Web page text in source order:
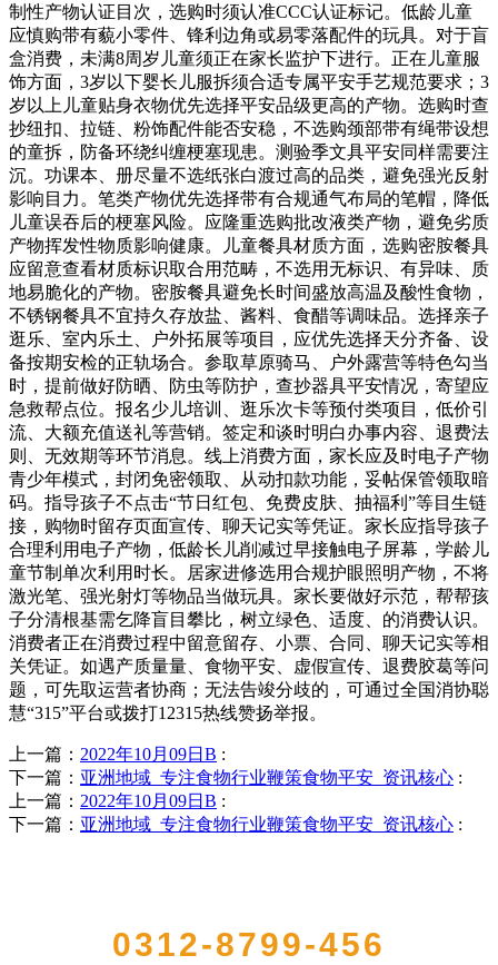
制性产物认证目次，选购时须认准CCC认证标记。低龄儿童
应慎购带有藐小零件、锋利边角或易零落配件的玩具。对于盲
盒消费，未满8周岁儿童须正在家长监护下进行。正在儿童服
饰方面，3岁以下婴长儿服拆须合适专属平安手艺规范要求；3
岁以上儿童贴身衣物优先选择平安品级更高的产物。选购时查
抄纽扣、拉链、粉饰配件能否安稳，不选购颈部带有绳带设想
的童拆，防备环绕纠缠梗塞现患。测验季文具平安同样需要注
沉。功课本、册尽量不选纸张白渡过高的品类，避免强光反射
影响目力。笔类产物优先选择带有合规通气布局的笔帽，降低
儿童误吞后的梗塞风险。应隆重选购批改液类产物，避免劣质
产物挥发性物质影响健康。儿童餐具材质方面，选购密胺餐具
应留意查看材质标识取合用范畴，不选用无标识、有异味、质
地易脆化的产物。密胺餐具避免长时间盛放高温及酸性食物，
不锈钢餐具不宜持久存放盐、酱料、食醋等调味品。选择亲子
逛乐、室内乐土、户外拓展等项目，应优先选择天分齐备、设
备按期安检的正轨场合。参取草原骑马、户外露营等特色勾当
时，提前做好防晒、防虫等防护，查抄器具平安情况，寄望应
急救帮点位。报名少儿培训、逛乐次卡等预付类项目，低价引
流、大额充值送礼等营销。签定和谈时明白办事内容、退费法
则、无效期等环节消息。线上消费方面，家长应及时电子产物
青少年模式，封闭免密领取、从动扣款功能，妥帖保管领取暗
码。指导孩子不点击“节日红包、免费皮肤、抽福利”等目生链
接，购物时留存页面宣传、聊天记实等凭证。家长应指导孩子
合理利用电子产物，低龄长儿削减过早接触电子屏幕，学龄儿
童节制单次利用时长。居家进修选用合规护眼照明产物，不将
激光笔、强光射灯等物品当做玩具。家长要做好示范，帮帮孩
子分清根基需乞降盲目攀比，树立绿色、适度、的消费认识。
消费者正在消费过程中留意留存、小票、合同、聊天记实等相
关凭证。如遇产质量量、食物平安、虚假宣传、退费胶葛等问
题，可先取运营者协商；无法告竣分歧的，可通过全国消协聪
慧“315”平台或拨打12315热线赞扬举报。
上一篇： 2022年10月09日B :
下一篇： 亚洲地域_专注食物行业鞭策食物平安_资讯核心 :
上一篇： 2022年10月09日B :
下一篇： 亚洲地域_专注食物行业鞭策食物平安_资讯核心 :
0312-8799-456